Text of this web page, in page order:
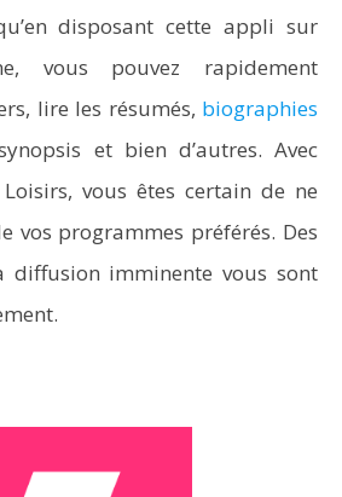
disposant cette appli sur
vous pouvez rapidement
lire les résumés, biographies
et bien d’autres. Avec
vous êtes certain de ne
vos programmes préférés. Des
diffusion imminente vous sont